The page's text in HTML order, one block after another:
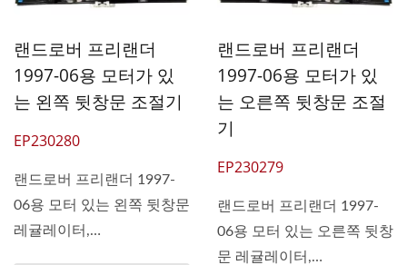
랜드로버 프리랜더
1997-06용 모터가 있
는 왼쪽 뒷창문 조절기
EP230280
랜드로버 프리랜더 1997-
06용 모터 있는 왼쪽 뒷창문
레귤레이터,
랜드로버 프리랜더
1997-06용 모터가 있
는 오른쪽 뒷창문 조절
기
EP230279
랜드로버 프리랜더 1997-
06용 모터 있는 오른쪽 뒷창
문 레귤레이터,